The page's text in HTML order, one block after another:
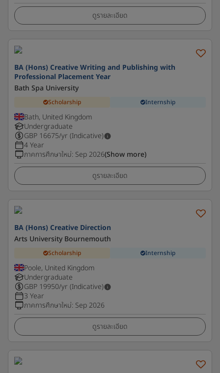
ดูรายละเอียด
BA (Hons) Creative Writing and Publishing with
Professional Placement Year
Bath Spa University
Scholarship Internship
Bath, United Kingdom
Undergraduate
GBP 16675/yr (Indicative)
4 Year
ภาคการศึกษาใหม่: Sep 2026(Show more)
ดูรายละเอียด
BA (Hons) Creative Direction
Arts University Bournemouth
Scholarship Internship
Poole, United Kingdom
Undergraduate
GBP 19950/yr (Indicative)
3 Year
ภาคการศึกษาใหม่: Sep 2026
ดูรายละเอียด